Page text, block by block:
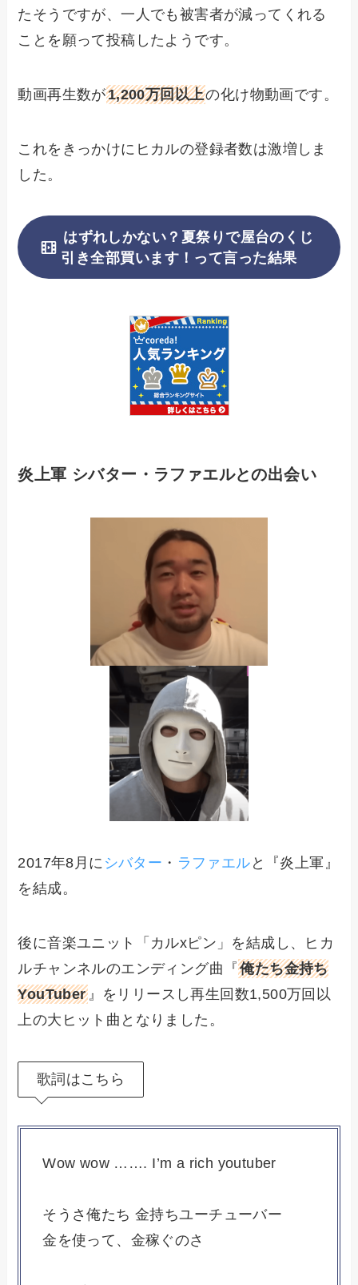
たそうですが、一人でも被害者が減ってくれる
ことを願って投稿したようです。
動画再生数が1,200万回以上の化け物動画です。
これをきっかけにヒカルの登録者数は激増しま
した。
はずれしかない？夏祭りで屋台のくじ
引き全部買います！って言った結果
炎上軍 シバター・ラファエルとの出会い
2017年8月に シバター ・ ラファエル と『炎上軍』
を結成。
後に音楽ユニット「カルxピン」を結成し、ヒカ
ルチャンネルのエンディング曲『俺たち金持ち
YouTuber』をリリースし再生回数1,500万回以
上の大ヒット曲となりました。
歌詞はこちら
Wow wow ……. I’m a rich youtuber
そうさ俺たち 金持ちユーチューバー
金を使って、金稼ぐのさ